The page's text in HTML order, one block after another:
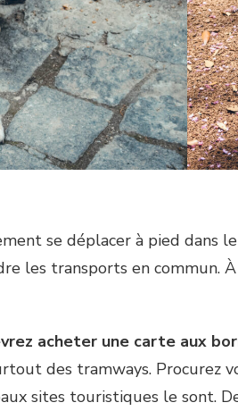
se déplacer à pied dans
les transports en commun.
acheter une carte aux
des tramways. Procurez
sites touristiques le sont.